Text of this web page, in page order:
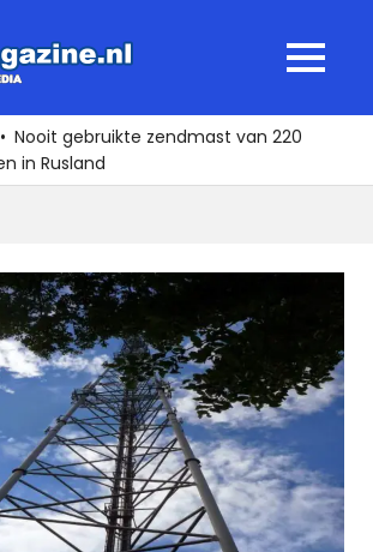
MENU
Nooit gebruikte zendmast van 220
in Rusland